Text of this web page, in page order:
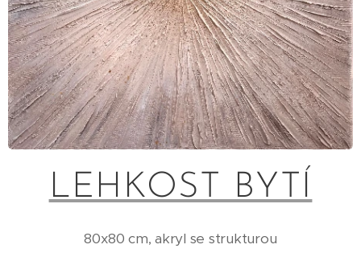
LEHKOST BYTÍ
80x80 cm, akryl se strukturou